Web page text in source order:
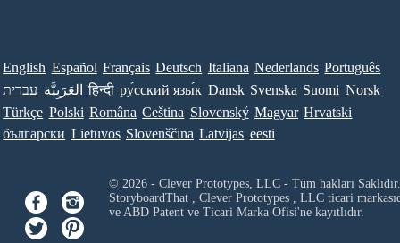
English Español Français Deutsch Italiana Nederlands Português
עברית العَرَبِيَّة हिन्दी ру́сский язы́к Dansk Svenska Suomi Norsk
Türkçe Polski Româna Ceština Slovenský Magyar Hrvatski
български Lietuvos Slovenščina Latvijas eesti
© 2026 - Clever Prototypes, LLC - Tüm hakları Saklıdır.
StoryboardThat , Clever Prototypes , LLCticari
ve ABD Patent ve Ticari Marka Ofisi'ne kayıtlıdır.